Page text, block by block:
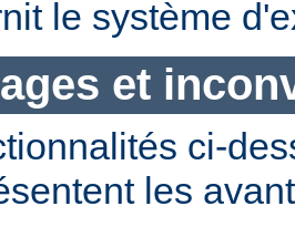
le système
et
ci-
les